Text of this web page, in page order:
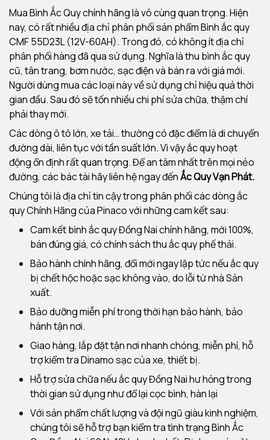
Mua Bình Ắc Quy chính hãng là vô cùng quan trọng. Hiện
nay, có rất nhiều địa chỉ phân phối sản phẩm Bình ắc quy
CMF 55D23L (12V-60AH). Trong đó, có không ít địa chỉ
phân phối hàng đã qua sử dụng. Nghĩa là thu bình ắc quy
cũ, tân trang, bơm nước, sạc điện và bán ra với giá mới.
Người dùng mua các loại này về sử dụng chỉ hiệu quả thời
gian đầu. Sau đó sẽ tốn nhiều chi phí sửa chữa, thậm chí
phải thay mới.
Các dòng ô tô lớn, xe tải… thường có đặc điểm là di chuyển
đường dài, liên tục với tần suất lớn. Vì vậy ắc quy hoạt
động ổn định rất quan trọng. Để an tâm nhất trên mọi nẻo
đường, các bác tài hãy liên hệ ngay đếnẮc Quy Vạn Phát.
Chúng tôi là địa chỉ tin cậy trong phân phối các dòng ắc
quy Chính Hãng của Pinaco với những cam kết sau:
Cam kết bình ắc quy Đồng Nai chính hãng, mới 100%,
bán đúng giá, có chính sách thu ắc quy phế thải.
Bảo hành chính hãng, đổi mới ngay lập tức nếu ắc quy
bị chết hộc hoặc sạc không vào, do lỗi từ nhà Sản
xuất.
Bảo dưỡng miễn phí trong thời hạn bảo hành, bảo
hành tận nơi.
Giao hàng, lắp đặt tận nơi nhanh chóng, miễn phí, hỗ
trợ kiểm tra Dinamo sạc của xe, thiết bị.
Hỗ trợ sửa chữa nếu ắc quy Đồng Nai hư hỏng trong
thời gian sử dụng như đổ lại cọc bình, hàn lại
Với sản phẩm chất lượng và đội ngũ giàu kinh nghiệm,
chúng tôi sẽ hỗ trợ bạn kiểm tra tình trạng Bình Ắc